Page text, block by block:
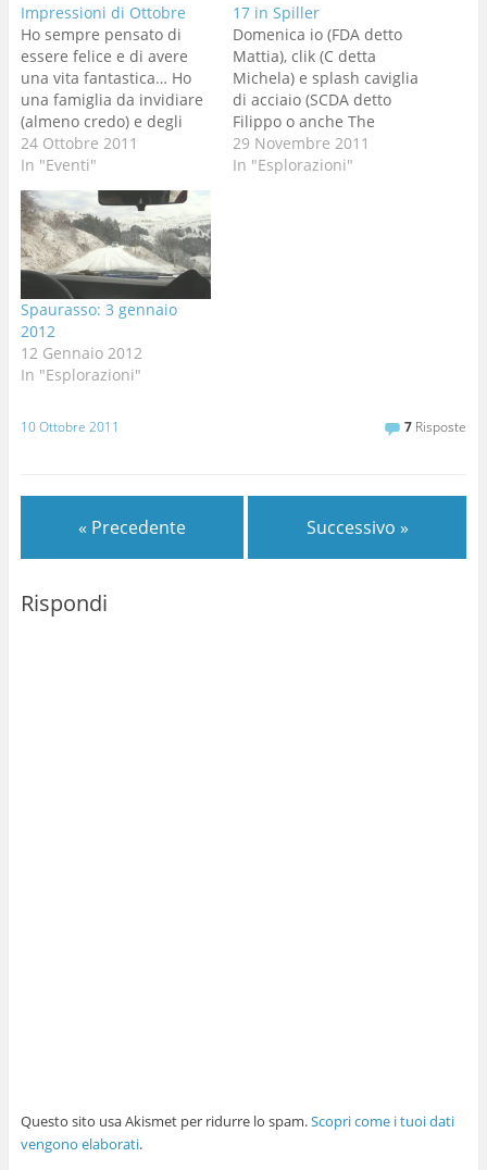
Impressioni di Ottobre
Ho sempre pensato di
essere felice e di avere
una vita fantastica… Ho
una famiglia da invidiare
(almeno credo) e degli
amici fenomenali che al
momento del bisogno ci
sono sempre J. Faccio
delle attività per cui vado
fiero come ad esempio
teatro con i disabili e
l’animatore della
parrocchia;…
24 Ottobre 2011
In "Eventi"
17 in Spiller
Domenica io (FDA detto
Mattia), clik (C detta
Michela) e splash caviglia
di acciaio (SCDA detto
Filippo o anche The
President) abbiamo
deciso di andare nel
29 Novembre 2011
In "Esplorazioni"
Spaurasso: 3 gennaio
2012
12 Gennaio 2012
In "Esplorazioni"
10 Ottobre 2011 7 Risposte
« Precedente Successivo »
Rispondi
Questo sito usa Akismet per ridurre lo spam.Scopri come i tuoi dati
vengono elaborati.